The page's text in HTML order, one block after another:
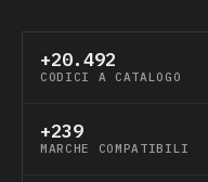
+20.492
CODICI A CATALOGO
+239
MARCHE COMPATIBILI